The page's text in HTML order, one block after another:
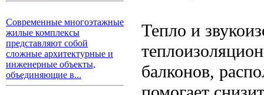
Современные многоэтажные
жилые комплексы
представляют собой
сложные архитектурные и
инженерные объекты,
объединяющие в...
Тепло и
балконов,